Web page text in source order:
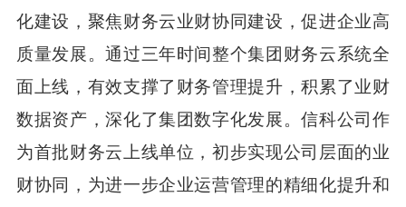
化建设，聚焦财务云业财协同建设，促进企业高
质量发展。通过三年时间整个集团财务云系统全
面上线，有效支撑了财务管理提升，积累了业财
数据资产，深化了集团数字化发展。信科公司作
为首批财务云上线单位，初步实现公司层面的业
财协同，为进一步企业运营管理的精细化提升和